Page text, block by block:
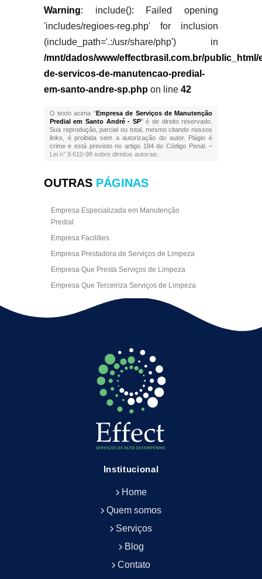
Warning: include(): Failed opening
'includes/regioes-reg.php' for inclusion
(include_path='.:/usr/share/php') in
/mnt/dados/www/effectbrasil.com.br/public_html/
de-servicos-de-manutencao-predial-
em-santo-andre-sp.phpon line 42
O texto acima "Empresa de Serviços de Manutenção
Predial em Santo André - SP" é de direito reservado.
Sua reprodução, parcial ou total, mesmo citando nossos
links, é proibida sem a autorização do autor. Plágio é
crime e está previsto no artigo 184 do Código Penal. –
Lei n° 9.610-98 sobre direitos autorais
OUTRAS PÁGINAS
Empresa Especializada em Manutenção
Predial
Empresa Facilities
Empresa Prestadora de Serviços de Limpeza
Empresa Que Presta Serviços de Limpeza
Empresa Que Terceiriza Serviços de Limpeza
Empresa Terceirizada de Portaria
Empresa de Facilities
Empresa de Limpeza Empresarial
Empresa de Limpeza Predial
Empresa de Limpeza Predial Terceirizada
Empresa de Limpeza de Escritório
Empresa de Limpeza de Fachada
Empresa de Limpeza de Fachadas
Empresa de Limpeza e Conservação Predial
Empresa de Portaria e Controlador de Acesso
Empresa de Portaria e Limpeza
Empresa de Serviços Terceirizados
Empresa de Terceirização de Portaria
Institucional
Home
Quem somos
Serviços
Blog
Contato